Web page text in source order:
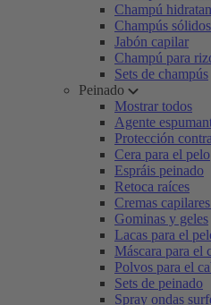
Champú
Champús sólidos
Jabón capilar
Champú para
Sets de champús
Peinado
Mostrar todos
Agente
Protección
Cera para el pelo
Espráis peinado
Retoca raíces
Cremas
Gominas y geles
Lacas para el
Máscara para el
Polvos para el
Sets de peinado
Spray ondas